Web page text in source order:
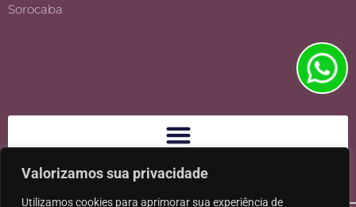
Valorizamos sua privacidade
Utilizamos cookies para aprimorar sua experiência de
Sorocaba